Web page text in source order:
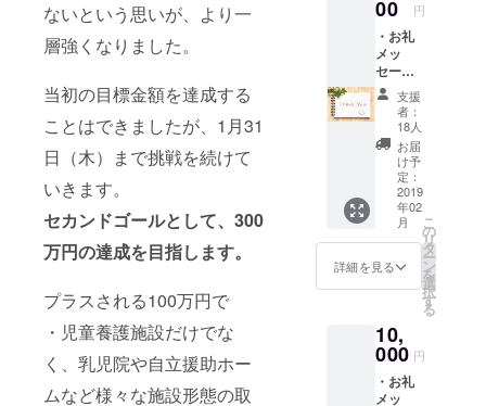
ないという思いが、より一
層強くなりました。
当初の目標金額を達成する
ことはできましたが、1月31
日（木）まで挑戦を続けて
いきます。
セカンドゴールとして、300
万円の達成を目指します。
プラスされる100万円で
・児童養護施設だけでな
く、乳児院や自立援助ホー
ムなど様々な施設形態の取
00 円
・お礼
メッ
セージ
動画を
お送り
しま
す。
支援
者：
18人
お届
け予
定：
2019
年02
月
詳細を見る
こ
の
リ
タ
ー
ン
を
選
択
す
る
10,
000 円
・お礼
メッ